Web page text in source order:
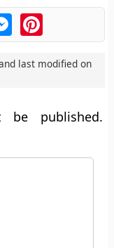
MessengerPinterest
last modified on
be published.